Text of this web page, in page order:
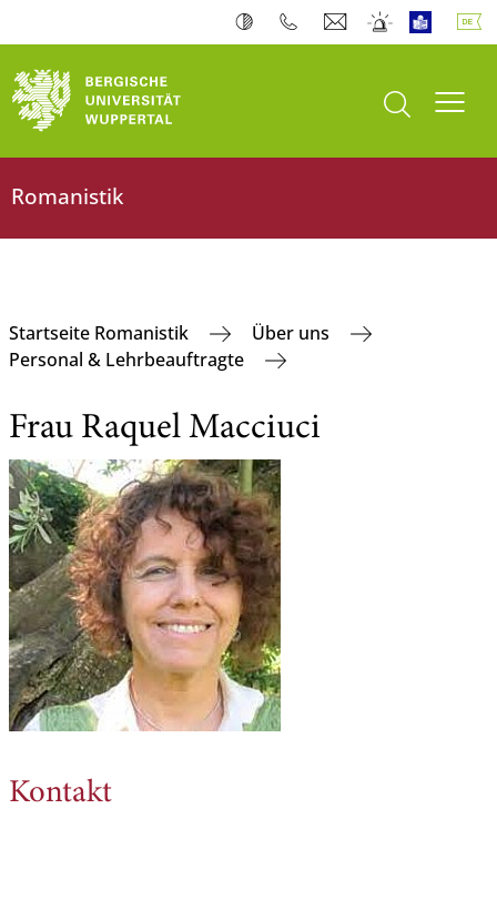
Suche öffnen
Romanistik
Startseite Romanistik
Über uns
Personal & Lehrbeauftragte
Frau Raquel Macciuci
Kontakt